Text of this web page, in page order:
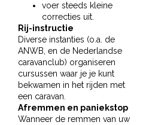
voer steeds kleine
correcties uit.
Rij-instructie
Diverse instanties (o.a. de
ANWB, en de Nederlandse
caravanclub) organiseren
cursussen waar je je kunt
bekwamen in het rijden met
een caravan.
Afremmen en paniekstop
Wanneer de remmen van uw